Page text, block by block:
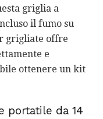
griglia a
il fumo su
grigliate offre
e
ottenere un kit
portatile da 14